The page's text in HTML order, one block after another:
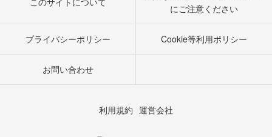
にご注意ください
プライバシーポリシー Cookie等利用ポリシー
お問い合わせ
利用規約 運営会社